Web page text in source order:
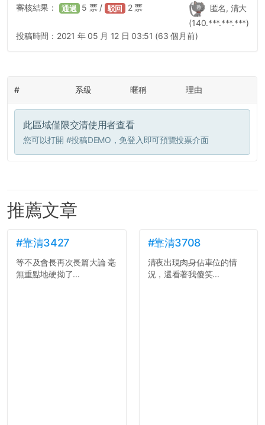
匿名, 清大
(140.***.***.***)
審核結果： 通過 5 票 / 駁回 2票
投稿時間： 2021 年 05 月 12 日 03:51 (63 個月前)
# 系級 暱稱 理由
此區域僅限交清使用者查看
您可以打開 #投稿DEMO ，免登入即可預覽投票介面
推薦文章
#靠清3427
等不及會長再次長篇大論 毫
無重點地硬拗了...
#靠清3708
清夜出現肉身佔車位的情
況，還看著我傻笑...